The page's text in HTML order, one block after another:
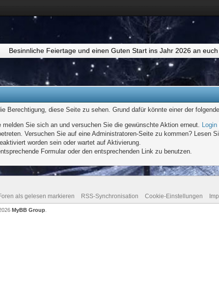
Besinnliche Feiertage und einen Guten Start ins Jahr 2026 an euch
Berechtigung, diese Seite zu sehen. Grund dafür könnte einer der
Sie sich an und versuchen Sie die gewünschte Aktion erneut. Login
Versuchen Sie auf eine Administratoren-Seite zu kommen? Lesen
worden sein oder wartet auf Aktivierung.
Formular oder den entsprechenden Link zu benutzen.
als gelesen markieren RSS-Synchronisation Cookie-Einstellungen
MyBB Group.